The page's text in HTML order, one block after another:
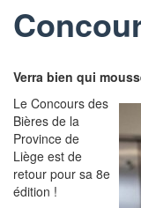
Verra bien qui
Le Concours des
Bières de la
Province de
Liège est de
retour pour sa 8e
édition !